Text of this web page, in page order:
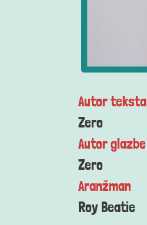
Autor teksta
Zero
Autor glazbe
Zero
Aranžman
Roy Beatie